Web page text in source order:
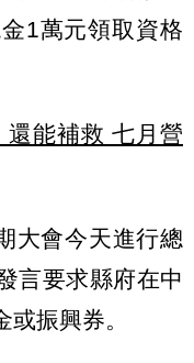
1萬元領取資格
能補救 七月營
大會今天進行總
言要求縣府在中
振興券。